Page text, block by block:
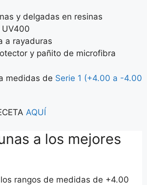
y delgadas en resinas
UV400
a rayaduras
y pañito de microfibra
medidas de Serie 1 (+4.00 a -4.00
AQUÍ
a los mejores
rangos de medidas de +4.00